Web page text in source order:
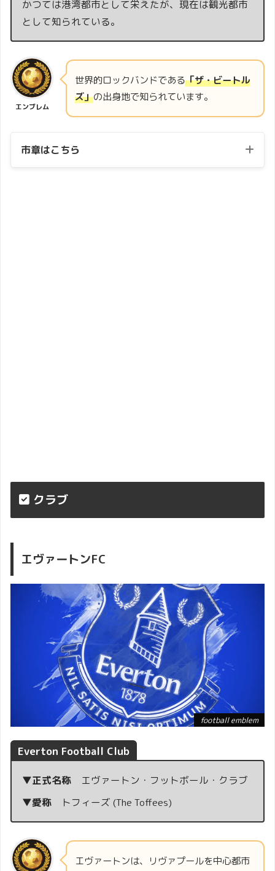
かつては港湾都市として栄えたが、現在は観光都市
として知られている。
エンブレム
世界的ロックバンドである「ザ・ビートル
ズ」の出身地で知られています。
市章はこちら
クラブ
エヴァートンFC
football emblem
Everton Football Club
▼正式名称 エヴァートン・フットボール・クラブ
▼愛称
トフィーズ (The Toffees)
エヴァートンは、リヴァプールを中心都市